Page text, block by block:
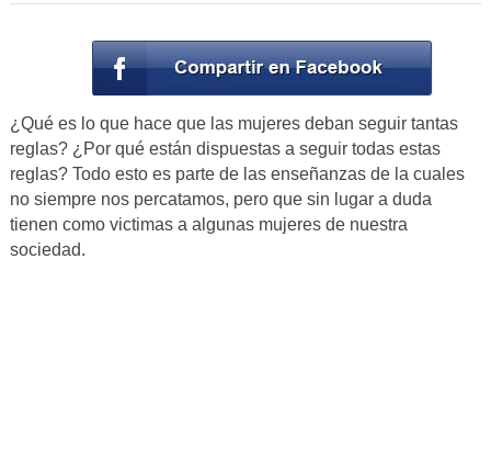
¿Qué es lo que hace que las mujeres deban seguir tantas
reglas? ¿Por qué están dispuestas a seguir todas estas
reglas? Todo esto es parte de las enseñanzas de la cuales
no siempre nos percatamos, pero que sin lugar a duda
tienen como victimas a algunas mujeres de nuestra
sociedad.